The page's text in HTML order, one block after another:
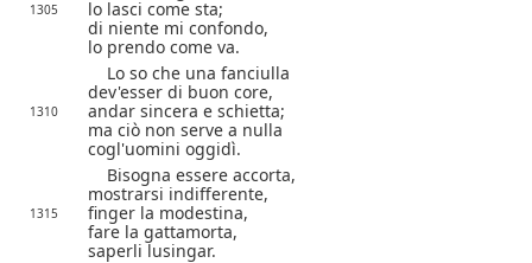
1305
lo lasci come sta;
di niente mi confondo,
lo prendo come va.
Lo so che una fanciulla
dev'esser di buon core,
1310
andar sincera e schietta;
ma ciò non serve a nulla
cogl'uomini oggidì.
Bisogna essere accorta,
mostrarsi indifferente,
1315
finger la modestina,
fare la gattamorta,
saperli lusingar.